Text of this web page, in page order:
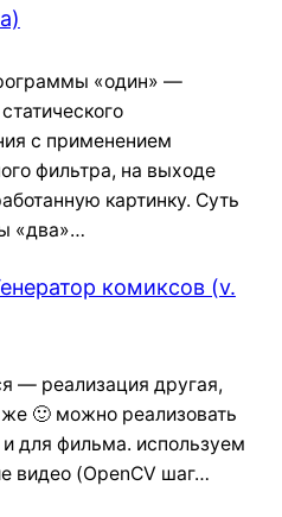
«один» —
с применением
фильтра, на выходе
картинку. Суть
«два»…
комиксов (v.
— реализация другая,
же 🙂 можно реализовать
и для фильма. используем
видео (OpenCV шаг…